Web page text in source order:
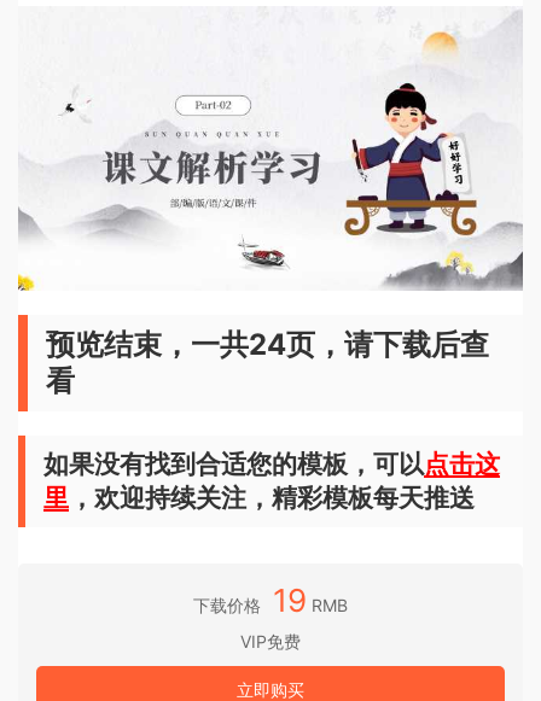
预览结束，一共24页，请下载后查
看
如果没有找到合适您的模板，可以点击这
里 ，欢迎持续关注，精彩模板每天推送
下载价格 19 RMB
VIP免费
立即购买